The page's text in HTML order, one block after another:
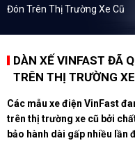
Đón Trên Thị Trường Xe Cũ
DÀN XẾ VINFAST ĐÃ
TRÊN THỊ TRƯỜNG
Các mẫu xe điện VinFast
trên thị trường xe cũ bởi
bảo hành dài gấp nhiều lần